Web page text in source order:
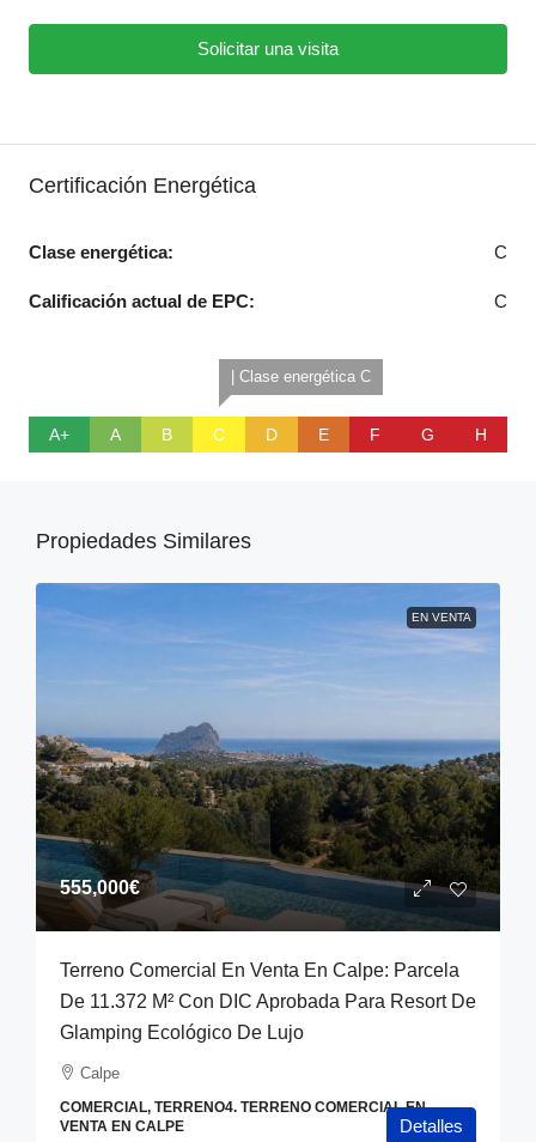
Solicitar una visita
Certificación Energética
Clase energética: C
Calificación actual de EPC: C
A+ A B
| Clase energética C
C D E F G H
Propiedades Similares
EN VENTA
555,000€
Terreno Comercial En Venta En Calpe: Parcela
De 11.372 M² Con DIC Aprobada Para Resort De
Glamping Ecológico De Lujo
Calpe
COMERCIAL, TERRENO4. TERRENO COMERCIAL EN
VENTA EN CALPE
Detalles